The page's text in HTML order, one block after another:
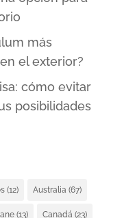
más
el exterior?
cómo evitar
posibilidades
(12) Australia (67)
(13) Canadá (23)